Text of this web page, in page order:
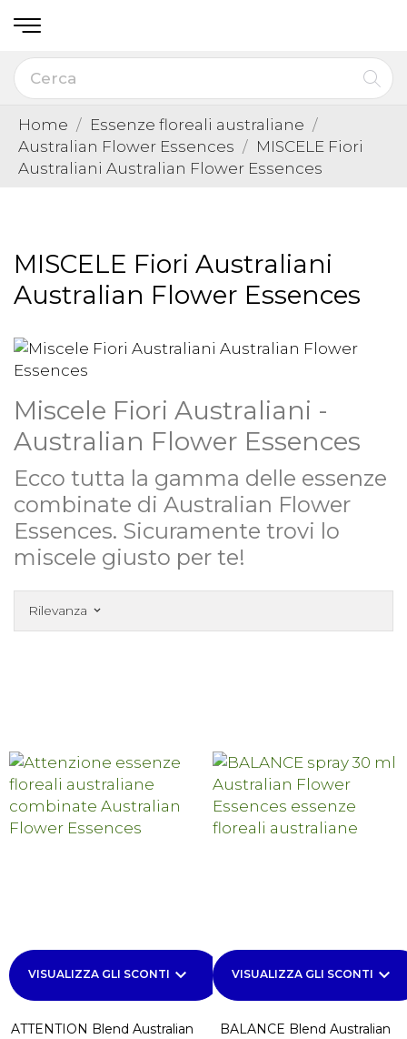
Home
Essenze floreali australiane
Australian Flower Essences
MISCELE Fiori
Australiani Australian Flower Essences
MISCELE Fiori Australiani
Australian Flower Essences
Miscele Fiori Australiani -
Australian Flower Essences
Ecco tutta la gamma delle essenze
combinate di Australian Flower
Essences. Sicuramente trovi lo
miscele giusto per te!
Rilevanza keyboard_arrow_down
VISUALIZZA GLI SCONTI keyboard_arrow_down
ATTENTION Blend Australian
VISUALIZZA GLI SCONTI keyboard_arrow_down
BALANCE Blend Australian